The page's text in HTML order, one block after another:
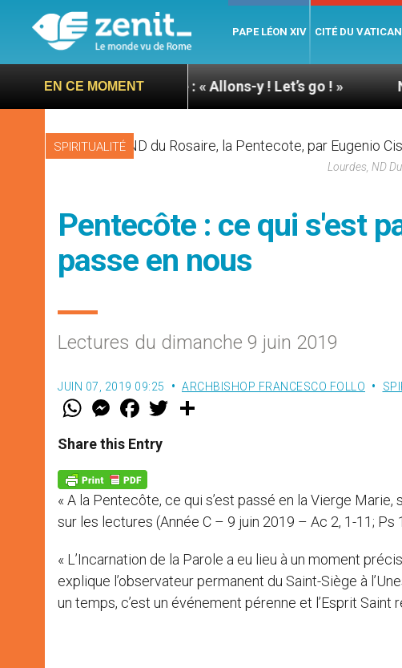
PAPE LÉON XIV CITÉ DU VATICAN
EN CE MOMENT
pape à Assise : « Allons-y ! Let’s go ! » Nicaragua :
SPIRITUALITÉ
Lourdes, ND
Pentecôte : ce qui s'est
passe en nous
Lectures du dimanche 9 juin 2019
JUIN 07, 2019 09:25 ARCHBISHOP FRANCESCO FOLLO
W
t
s
p
p
M
e
s
e
g
e
r
F
a
e
b
o
k
w
Share this Entry
« A la Pentecôte, ce qui s’est passé en la Vierge
sur les lectures (Année C – 9 juin 2019 – Ac 2, 1-11; Ps
« L’Incarnation de la Parole a eu lieu à un moment
explique l’observateur permanent du Saint-Siège à
un temps, c’est un événement pérenne et l’Esprit Saint